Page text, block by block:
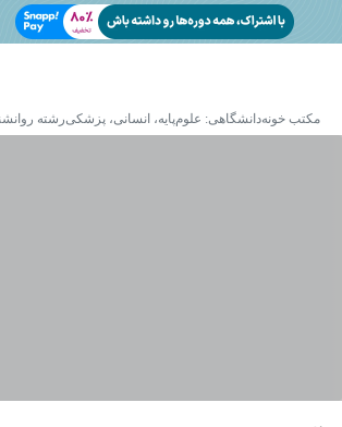
مکتب خونهدانشگاهی: علوم‌پایه، انسانی، پزشکیرشته